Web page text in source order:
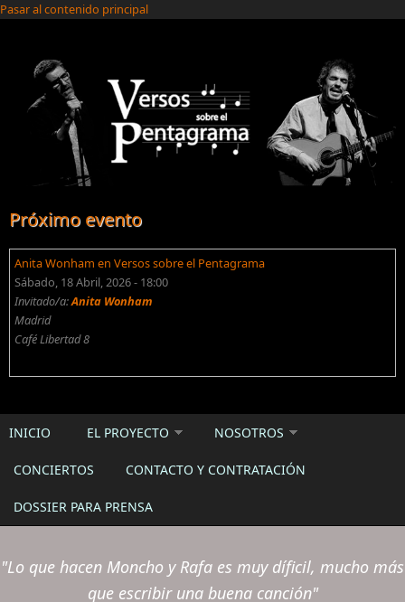
Pasar al contenido principal
Próximo evento
Anita Wonham en Versos sobre el Pentagrama
Sábado, 18 Abril, 2026 - 18:00
Invitado/a:Anita Wonham
Madrid
Café Libertad 8
INICIO EL PROYECTO NOSOTROS
CONCIERTOS CONTACTO Y CONTRATACIÓN
DOSSIER PARA PRENSA
"Lo que hacen Moncho y Rafa es muy díficil, mucho más
que escribir una buena canción"